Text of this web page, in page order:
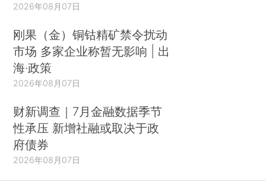
2026年08月07日
刚果（金）铜钴精矿禁令扰动
市场 多家企业称暂无影响 | 出
海·政策
2026年08月07日
财新调查｜7月金融数据季节
性承压 新增社融或取决于政
府债券
2026年08月07日